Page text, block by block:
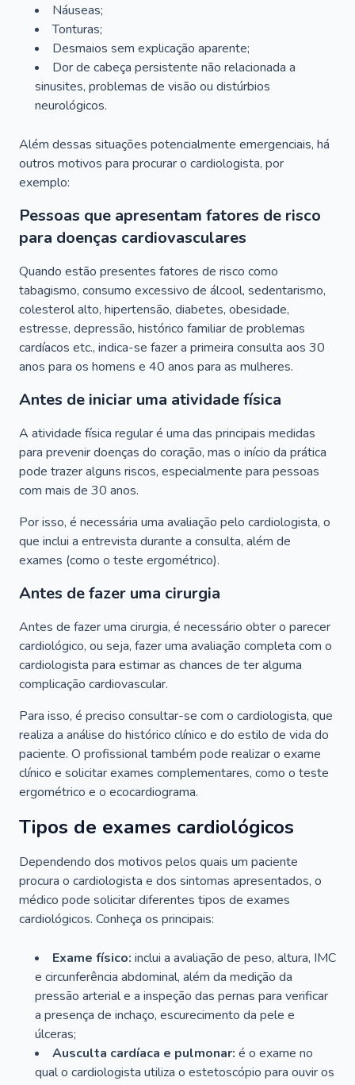
Náuseas;
Tonturas;
Desmaios sem explicação aparente;
Dor de cabeça persistente não relacionada a
sinusites, problemas de visão ou distúrbios
neurológicos.
Além dessas situações potencialmente emergenciais, há
outros motivos para procurar o cardiologista, por
exemplo:
Pessoas que apresentam fatores de risco
para doenças cardiovasculares
Quando estão presentes fatores de risco como
tabagismo, consumo excessivo de álcool, sedentarismo,
colesterol alto, hipertensão, diabetes, obesidade,
estresse, depressão, histórico familiar de problemas
cardíacos etc., indica-se fazer a primeira consulta aos 30
anos para os homens e 40 anos para as mulheres.
Antes de iniciar uma atividade física
A atividade física regular é uma das principais medidas
para prevenir doenças do coração, mas o início da prática
pode trazer alguns riscos, especialmente para pessoas
com mais de 30 anos.
Por isso, é necessária uma avaliação pelo cardiologista, o
que inclui a entrevista durante a consulta, além de
exames (como o teste ergométrico).
Antes de fazer uma cirurgia
Antes de fazer uma cirurgia, é necessário obter o parecer
cardiológico, ou seja, fazer uma avaliação completa com o
cardiologista para estimar as chances de ter alguma
complicação cardiovascular.
Para isso, é preciso consultar-se com o cardiologista, que
realiza a análise do histórico clínico e do estilo de vida do
paciente. O profissional também pode realizar o exame
clínico e solicitar exames complementares, como o teste
ergométrico e o ecocardiograma.
Tipos de exames cardiológicos
Dependendo dos motivos pelos quais um paciente
procura o cardiologista e dos sintomas apresentados, o
médico pode solicitar diferentes tipos de exames
cardiológicos. Conheça os principais:
Exame físico: inclui a avaliação de peso, altura, IMC
e circunferência abdominal, além da medição da
pressão arterial e a inspeção das pernas para verificar
a presença de inchaço, escurecimento da pele e
úlceras;
Ausculta cardíaca e pulmonar: é o exame no
qual o cardiologista utiliza o estetoscópio para ouvir os